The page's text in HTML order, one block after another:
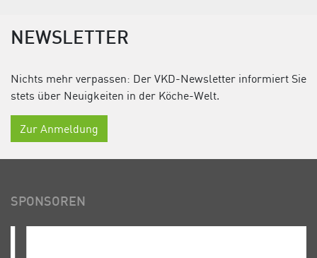
NEWSLETTER
Nichts mehr verpassen: Der VKD-Newsletter informiert Sie
stets über Neuigkeiten in der Köche-Welt.
Zur Anmeldung
SPONSOREN